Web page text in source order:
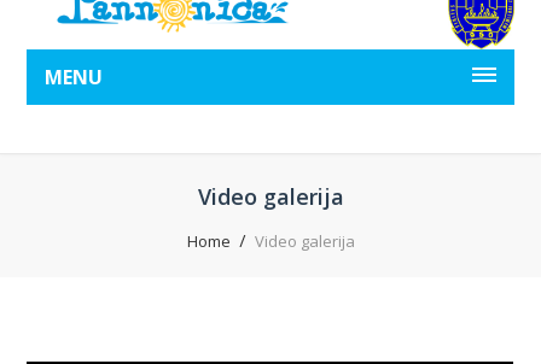
MENU
Video galerija
Home Video galerija